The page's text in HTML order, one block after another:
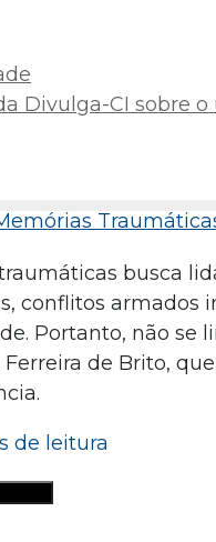
Divulga-CI sobre
busca
conflitos armados
Portanto, não se
de Brito,
de leitura